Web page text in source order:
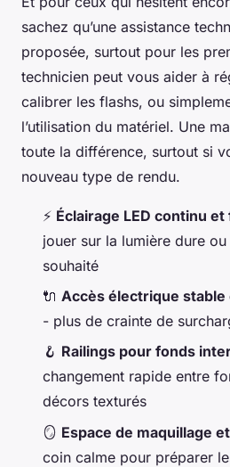
sachez qu’une assistance
proposée, surtout pour les
technicien peut vous aider à
calibrer les flashs, ou
l’utilisation du matériel. Une
toute la différence, surtout si
nouveau type de rendu.
⚡ Éclairage LED continu
jouer sur la lumière dure
souhaité
🔌 Accès électrique
- plus de crainte de
🪝 Railings pour fonds
changement rapide entre
décors texturés
🪞 Espace de maquillage
coin calme pour préparer